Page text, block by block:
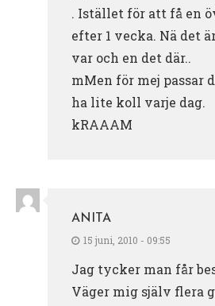
. Istället för att få en
efter 1 vecka. Nä det
var och en det där..
mMen för mej passar
ha lite koll varje dag.
kRAAAM
ANITA
15 juni, 2010 - 09:55
Jag tycker man får
Väger mig själv flera